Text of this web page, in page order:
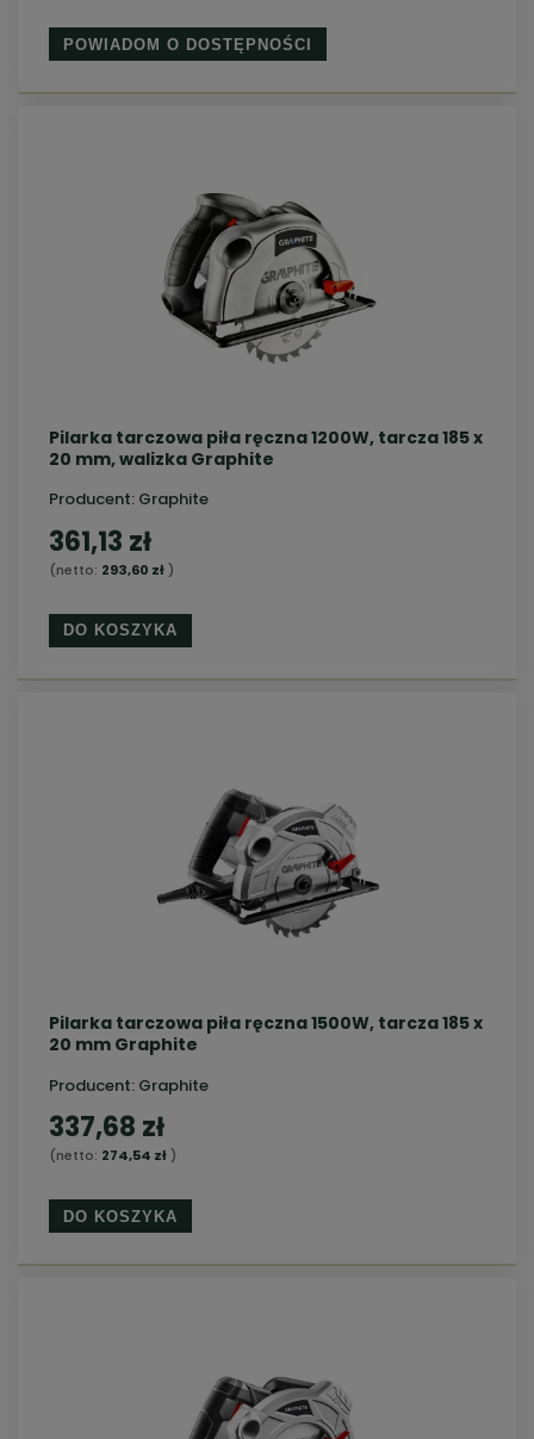
POWIADOM O DOSTĘPNOŚCI
Pilarka tarczowa piła ręczna 1200W, tarcza 185 x
20 mm, walizka Graphite
Producent: Graphite
361,13 zł
(netto: 293,60 zł)
DO KOSZYKA
Pilarka tarczowa piła ręczna 1500W, tarcza 185 x
20 mm Graphite
Producent: Graphite
337,68 zł
(netto: 274,54 zł)
DO KOSZYKA